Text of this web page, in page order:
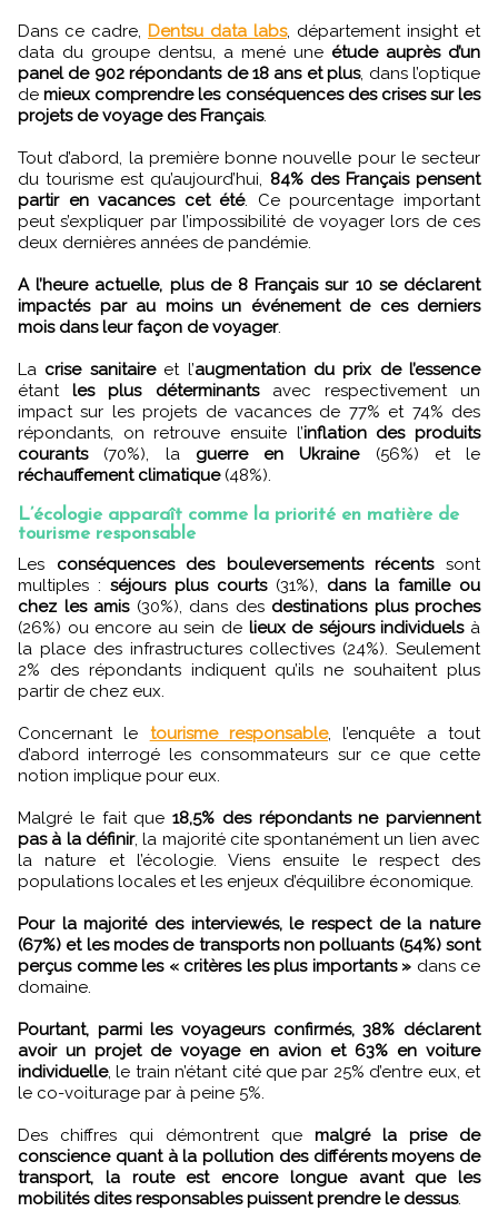
Dans ce cadre, Dentsu data labs, département insight et
data du groupe dentsu, a mené une étude auprès d’un
panel de 902 répondants de 18 ans et plus, dans l’optique
demieux comprendre les conséquences des crises sur les
projets de voyage des Français.
Tout d’abord, la première bonne nouvelle pour le secteur
du tourisme est qu’aujourd’hui, 84% des Français pensent
partir en vacances cet été. Ce pourcentage important
peut s’expliquer par l’impossibilité de voyager lors de ces
deux dernières années de pandémie.
A l’heure actuelle, plus de 8 Français sur 10 se déclarent
impactés par au moins un événement de ces derniers
mois dans leur façon de voyager.
La crise sanitaireet l’augmentation du prix de l’essence
étant les plus déterminantsavec respectivement un
impact sur les projets de vacances de 77% et 74% des
répondants, on retrouve ensuite l’inflation des produits
courants(70%), la guerre en Ukraine(56%) et le
réchauffement climatique(48%).
L’écologie apparaît comme la priorité en matière de
tourisme responsable
Les conséquences des bouleversements récentssont
multiples : séjours plus courts(31%), dans la famille ou
chez les amis(30%), dans des destinations plus proches
(26%) ou encore au sein de lieux de séjours individuelsà
la place des infrastructures collectives (24%). Seulement
2% des répondants indiquent qu’ils ne souhaitent plus
partir de chez eux.
Concernant le tourisme responsable, l’enquête a tout
d’abord interrogé les consommateurs sur ce que cette
notion implique pour eux.
Malgré le fait que 18,5% des répondants ne parviennent
pas à la définir, la majorité cite spontanément un lien avec
la nature et l’écologie. Viens ensuite le respect des
populations locales et les enjeux d’équilibre économique.
Pour la majorité des interviewés, le respect de la nature
(67%) et les modes de transports non polluants (54%) sont
perçus comme les « critères les plus importants » dans ce
domaine.
Pourtant, parmi les voyageurs confirmés, 38% déclarent
avoir un projet de voyage en avion et 63% en voiture
individuelle, le train n’étant cité que par 25% d’entre eux, et
le co-voiturage par à peine 5%.
Des chiffres qui démontrent que malgré la prise de
conscience quant à la pollution des différents moyens de
transport, la route est encore longue avant que les
mobilités dites responsables puissent prendre le dessus.